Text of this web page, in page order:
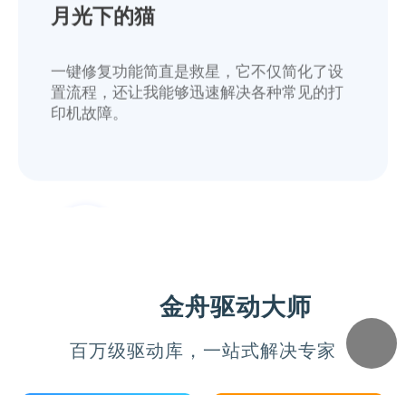
月光下的猫
一键修复功能简直是救星，它不仅简化了设
置流程，还让我能够迅速解决各种常见的打
印机故障。
面对复杂的办公需求，这款软件提供了全方
位的支持，让我不再担心驱动问题会耽误工
金舟驱动大师
百万级驱动库，一站式解决专家